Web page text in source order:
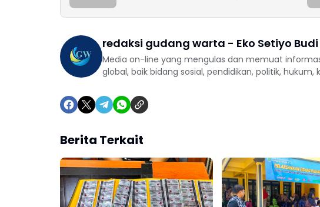
redaksi gudang warta - Eko Setiyo Budi
Media on-line yang mengulas dan memuat
global, baik bidang sosial, pendidikan, politik, hukum,
Berita Terkait